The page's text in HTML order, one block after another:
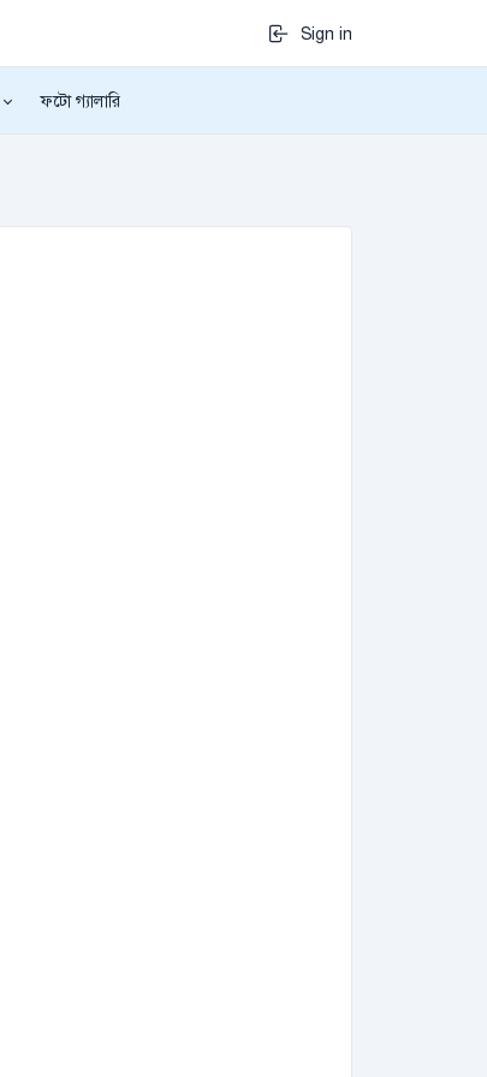
Sign in
ফটো গ্যালারি